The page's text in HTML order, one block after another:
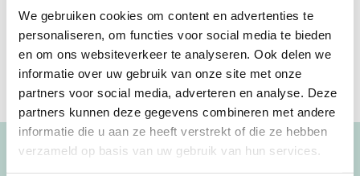
We gebruiken cookies om content en advertenties te
personaliseren, om functies voor social media te bieden
en om ons websiteverkeer te analyseren. Ook delen we
informatie over uw gebruik van onze site met onze
partners voor social media, adverteren en analyse. Deze
partners kunnen deze gegevens combineren met andere
informatie die u aan ze heeft verstrekt of die ze hebben
verzameld op basis van uw gebruik van hun services.
Hoogte: 55cm
Blijf op de hoogte!